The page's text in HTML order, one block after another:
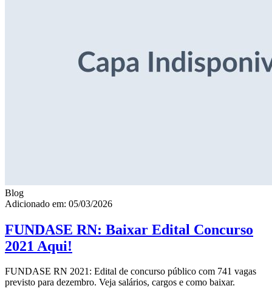
Blog
Adicionado em: 05/03/2026
FUNDASE RN: Baixar Edital Concurso
2021 Aqui!
FUNDASE RN 2021: Edital de concurso público com 741 vagas
previsto para dezembro. Veja salários, cargos e como baixar.